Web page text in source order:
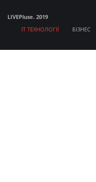
LIVEPluse. 2019
IT ТЕХНОЛОГІЇ
БІЗНЕС